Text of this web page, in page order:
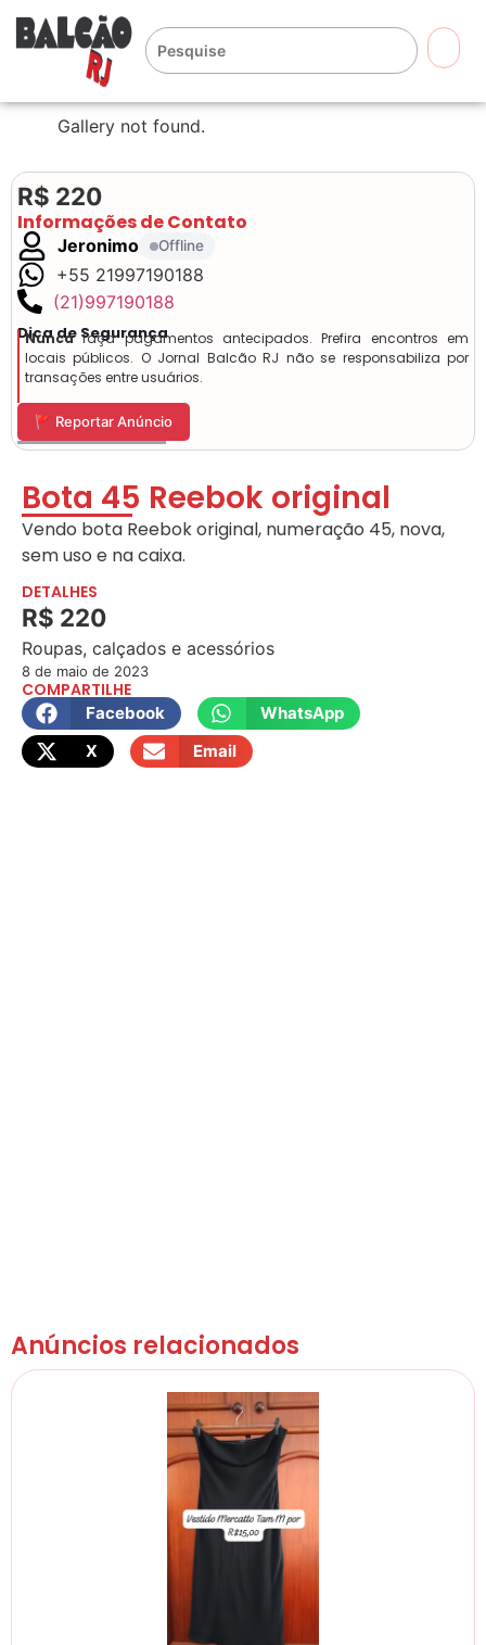
Gallery not found.
R$ 220
Informações de Contato
Jeronimo Offline
+55 21997190188
(21)997190188
Dica de Segurança
Nuncafaça pagamentos antecipados. Prefira encontros em
locais públicos. O Jornal Balcão RJ não se responsabiliza por
transações entre usuários.
🚩 Reportar Anúncio
Bota 45 Reebok original
Vendo bota Reebok original, numeração 45, nova,
sem uso e na caixa.
DETALHES
R$ 220
Roupas, calçados e acessórios
8 de maio de 2023
COMPARTILHE
Facebook
WhatsApp
X
Email
Anúncios relacionados